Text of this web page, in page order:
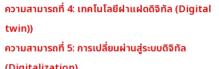
ความสามารถที่ 4: เทคโนโลยีฝาแฝดดิจิทัล (Digital
twin))
ความสามารถที่ 5: การเปลี่ยนผ่านสู่ระบบดิจิทัล